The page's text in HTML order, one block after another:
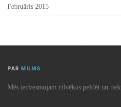
Februāris 2015
PAR MUMS
Mēs iedvesmojam cilvēkus peldēt un